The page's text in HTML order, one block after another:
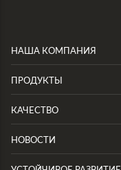
НАША КОМПАНИЯ
ПРОДУКТЫ
КАЧЕСТВО
НОВОСТИ